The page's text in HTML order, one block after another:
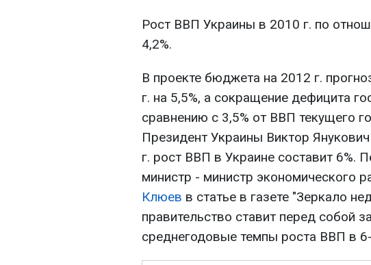
Рост ВВП Украины в 2010 г. по
4,2%.
В проекте бюджета на 2012 г.
г. на 5,5%, а сокращение дефицита
сравнению с 3,5% от ВВП текущего
Президент Украины Виктор
г. рост ВВП в Украине составит 6%.
министр - министр экономического
Клюев в статье в газете "Зеркало
правительство ставит перед собой
среднегодовые темпы роста ВВП в